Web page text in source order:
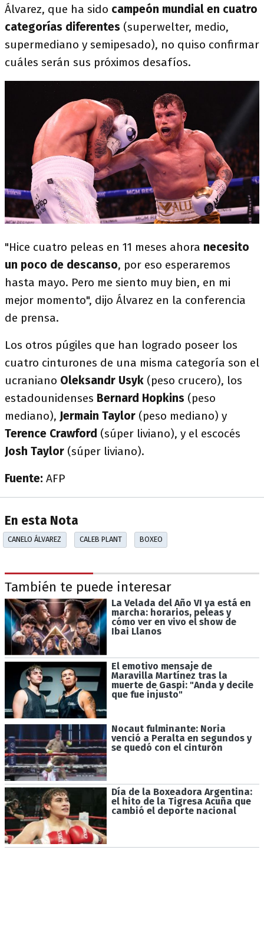
Álvarez, que ha sido campeón mundial en cuatro
categorías diferentes (superwelter, medio,
supermediano y semipesado), no quiso confirmar
cuáles serán sus próximos desafíos.
"Hice cuatro peleas en 11 meses ahora necesito
un poco de descanso, por eso esperaremos
hasta mayo. Pero me siento muy bien, en mi
mejor momento", dijo Álvarez en la conferencia
de prensa.
Los otros púgiles que han logrado poseer los
cuatro cinturones de una misma categoría son el
ucraniano Oleksandr Usyk (peso crucero), los
estadounidenses Bernard Hopkins (peso
mediano), Jermain Taylor (peso mediano) y
Terence Crawford (súper liviano), y el escocés
Josh Taylor (súper liviano).
Fuente: AFP
En esta Nota
CANELO ÁLVAREZ CALEB PLANT BOXEO
También te puede interesar
La Velada del Año VI ya está en
marcha: horarios, peleas y
cómo ver en vivo el show de
Ibai Llanos
El emotivo mensaje de
Maravilla Martínez tras la
muerte de Gaspi: "Anda y decile
que fue injusto"
Nocaut fulminante: Noria
venció a Peralta en segundos y
se quedó con el cinturón
Día de la Boxeadora Argentina:
el hito de la Tigresa Acuña que
cambió el deporte nacional